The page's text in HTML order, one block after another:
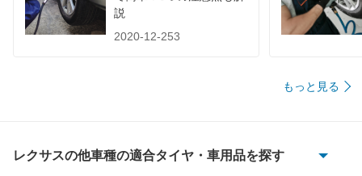
説
2020-12-253
もっと見る
レクサスの他車種の適合タイヤ・車用品を探す